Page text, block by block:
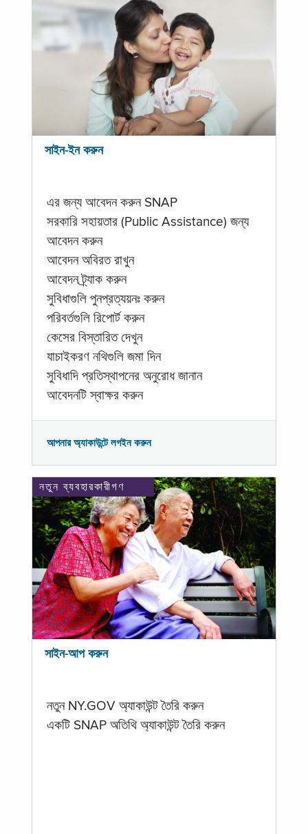
সাইন-ইন করুন
এর জন্য আবেদন করুন SNAP
সরকারি সহায়তার (Public Assistance) জন্য
আবেদন করুন
আবেদন অবিরত রাখুন
আবেদন ট্র্যাক করুন
সুবিধাগুলি পুনপ্রত্যয়নঃ করুন
পরিবর্তগুলি রিপোর্ট করুন
কেসের বিস্তারিত দেখুন
যাচাইকরণ নথিগুলি জমা দিন
সুবিধাদি প্রতিস্থাপনের অনুরোধ জানান
আবেদনটি স্বাক্ষর করুন
আপনার অ্যাকাউন্টে লগইন করুন
নতুন ব্যবহারকারীগণ
সাইন-আপ করুন
নতুন NY.GOV অ্যাকাউন্ট তৈরি করুন
একটি SNAP অতিথি অ্যাকাউন্ট তৈরি করুন